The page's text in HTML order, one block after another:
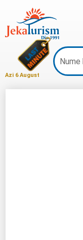
Azi 6 August